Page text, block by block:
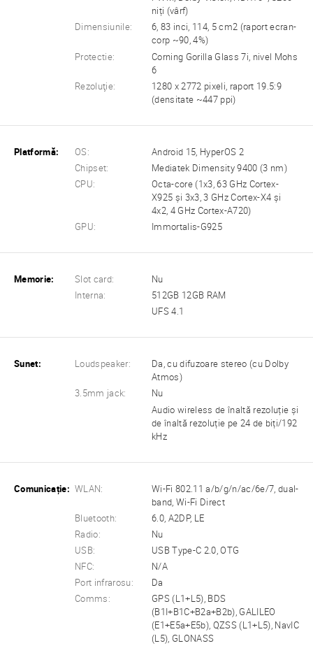
niți (vârf)
Dimensiunile:
6, 83 inci, 114, 5 cm2 (raport ecran-
corp ~90, 4%)
Protectie:
Corning Gorilla Glass 7i, nivel Mohs
6
Rezoluţie:
1280 x 2772 pixeli, raport 19.5:9
(densitate ~447 ppi)
Platformă: OS:
Android 15, HyperOS 2
Chipset:
Mediatek Dimensity 9400 (3 nm)
CPU:
Octa-core (1x3, 63 GHz Cortex-
X925 și 3x3, 3 GHz Cortex-X4 și
4x2, 4 GHz Cortex-A720)
GPU:
Immortalis-G925
Memorie: Slot card:
Nu
Interna:
512GB 12GB RAM
UFS 4.1
Sunet: Loudspeaker:
Da, cu difuzoare stereo (cu Dolby
Atmos)
3.5mm jack:
Nu
Audio wireless de înaltă rezoluție și
de înaltă rezoluție pe 24 de biți/192
kHz
Comunicație: WLAN:
Wi-Fi 802.11 a/b/g/n/ac/6e/7, dual-
band, Wi-Fi Direct
Bluetooth:
6.0, A2DP, LE
Radio:
Nu
USB:
USB Type-C 2.0, OTG
NFC:
N/A
Port infrarosu:
Da
Comms:
GPS (L1+L5), BDS
(B1I+B1C+B2a+B2b), GALILEO
(E1+E5a+E5b), QZSS (L1+L5), NavIC
(L5), GLONASS